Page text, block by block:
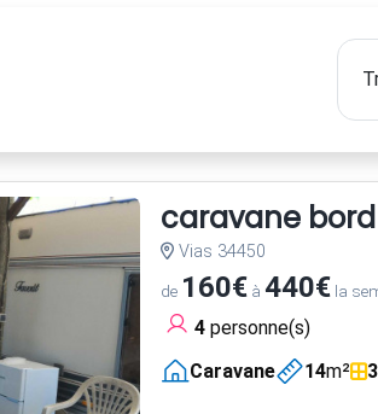
caravane
Vias 34450
de 160€à 440€la
4personne(s)
Caravane
14m² 3